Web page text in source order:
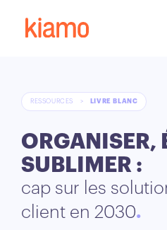
RESSOURCES > LIVRE BLANC
ORGANISER,
SUBLIMER :
cap sur les
client en 2030